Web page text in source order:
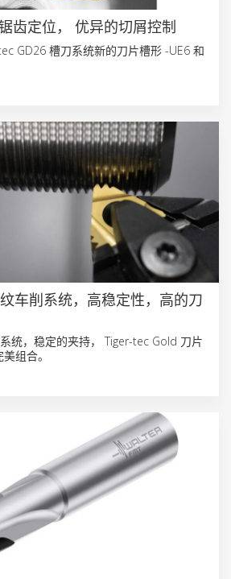
齿定位， 优异的切屑控制
GD26 槽刀系统新的刀片槽形 -UE6 和
车削系统，高稳定性，高的刀
统，稳定的夹持， Tiger-tec Gold 刀片
组合。